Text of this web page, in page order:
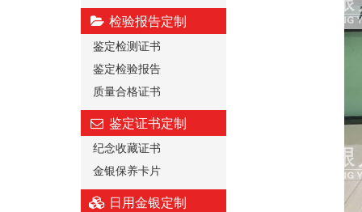
检验报告定制
鉴定检测证书
鉴定检验报告
质量合格证书
鉴定证书定制
纪念收藏证书
金银保养卡片
日用金银定制